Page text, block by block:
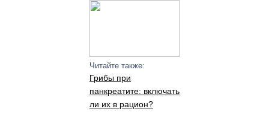
Читайте также:
Грибы при
панкреатите: включать
ли их в рацион?